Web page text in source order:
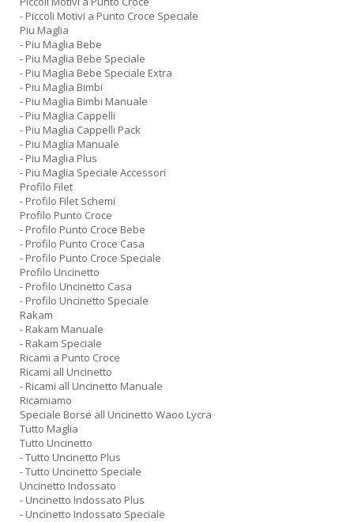
- Piccoli Motivi a Punto Croce Speciale
Piu Maglia
- Piu Maglia Bebe
- Piu Maglia Bebe Speciale
- Piu Maglia Bebe Speciale Extra
- Piu Maglia Bimbi
- Piu Maglia Bimbi Manuale
- Piu Maglia Cappelli
- Piu Maglia Cappelli Pack
- Piu Maglia Manuale
- Piu Maglia Plus
- Piu Maglia Speciale Accessori
Profilo Filet
- Profilo Filet Schemi
Profilo Punto Croce
- Profilo Punto Croce Bebe
- Profilo Punto Croce Casa
- Profilo Punto Croce Speciale
Profilo Uncinetto
- Profilo Uncinetto Casa
- Profilo Uncinetto Speciale
Rakam
- Rakam Manuale
- Rakam Speciale
Ricami a Punto Croce
Ricami all Uncinetto
- Ricami all Uncinetto Manuale
Ricamiamo
Speciale Borse all Uncinetto Waoo Lycra
Tutto Maglia
Tutto Uncinetto
- Tutto Uncinetto Plus
- Tutto Uncinetto Speciale
Uncinetto Indossato
- Uncinetto Indossato Plus
- Uncinetto Indossato Speciale